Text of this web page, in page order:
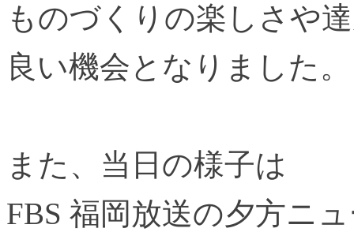
ものづくりの楽しさや
良い機会となりました。
また、当日の様子は
FBS 福岡放送の夕方ニ